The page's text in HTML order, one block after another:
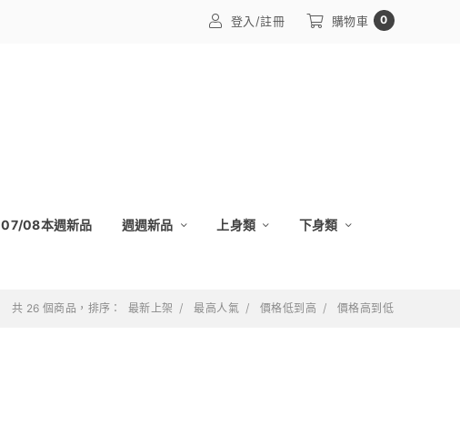
登入/註冊 購物車 0
07/08本週新品 週週新品 上身類 下身類
共 26 個商品，排序： 最新上架 最高人氣 價格低到高 價格高到低